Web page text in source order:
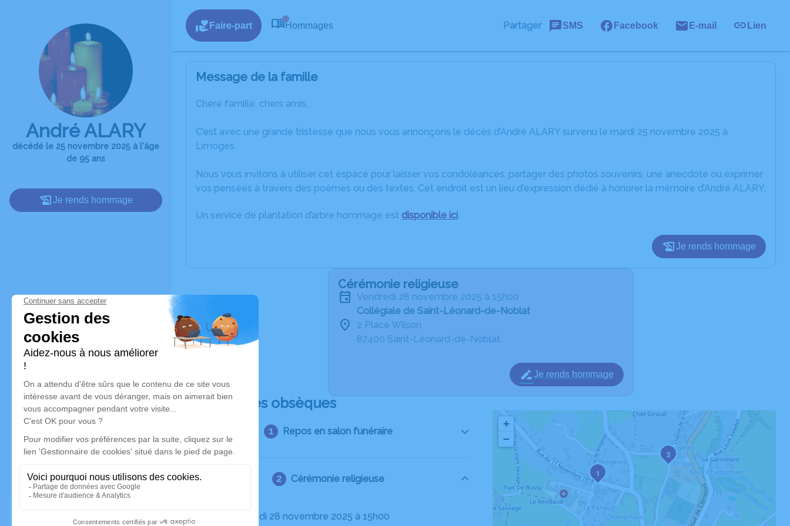
André ALARY
décédé le 25 novembre 2025 à l'âge
de 95 ans
Je rends hommage
Faire-part Hommages Partager SMS Facebook E-mail Lien
Message de la famille
Chère famille, chers amis,
C’est avec une grande tristesse que nous vous annonçons le décès d’André ALARY survenu le mardi 25 novembre 2025 à
Limoges.
Nous vous invitons à utiliser cet espace pour laisser vos condoléances, partager des photos souvenirs, une anecdote ou exprimer
vos pensées à travers des poèmes ou des textes. Cet endroit est un lieu d'expression dédié à honorer la mémoire d’André ALARY.
Un service de plantation d’arbre hommage est disponible ici.
Je rends hommage
Cérémonie religieuse
vendredi 28 novembre 2025 à 15h00
Collégiale de Saint-Léonard-de-Noblat
2 Place Wilson
87400 Saint-Léonard-de-Noblat
Je rends hommage
Déroulé des obsèques
Repos en salon funéraire
Cérémonie religieuse
Le vendredi 28 novembre 2025 à 15h00
1
3
+
−